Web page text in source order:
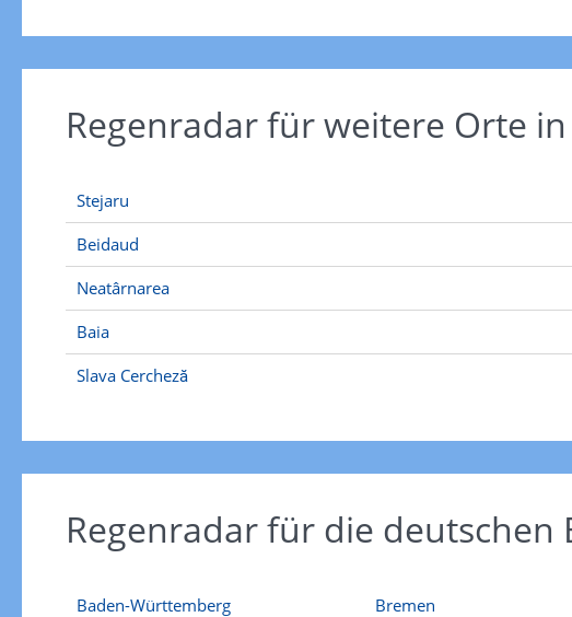
Regenradar für weitere Orte
Stejaru
Beidaud
Neatârnarea
Baia
Slava Cercheză
Regenradar für die deutschen
Baden-Württemberg
Bremen